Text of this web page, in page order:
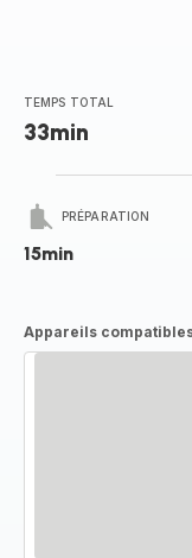
TEMPS TOTAL
33min
PRÉPARATION
15min
Appareils